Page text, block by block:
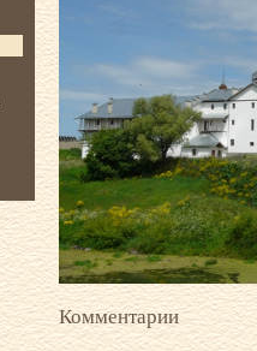
Комментарии